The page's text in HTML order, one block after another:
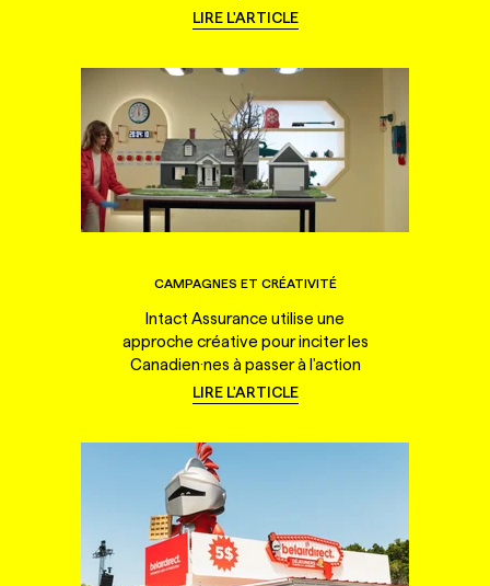
LIRE L'ARTICLE
CAMPAGNES ET CRÉATIVITÉ
Intact Assurance utilise une
approche créative pour inciter les
Canadien·nes à passer à l'action
LIRE L'ARTICLE